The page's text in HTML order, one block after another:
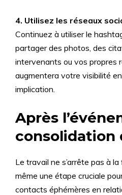
4. Utilisez les réseaux
Continuez à utiliser le
partager des photos, des
intervenants ou vos propres
augmentera votre visibilité
implication.
Après
consolidation
Le travail ne s’arrête pas à la
même une étape cruciale
contacts éphémères en